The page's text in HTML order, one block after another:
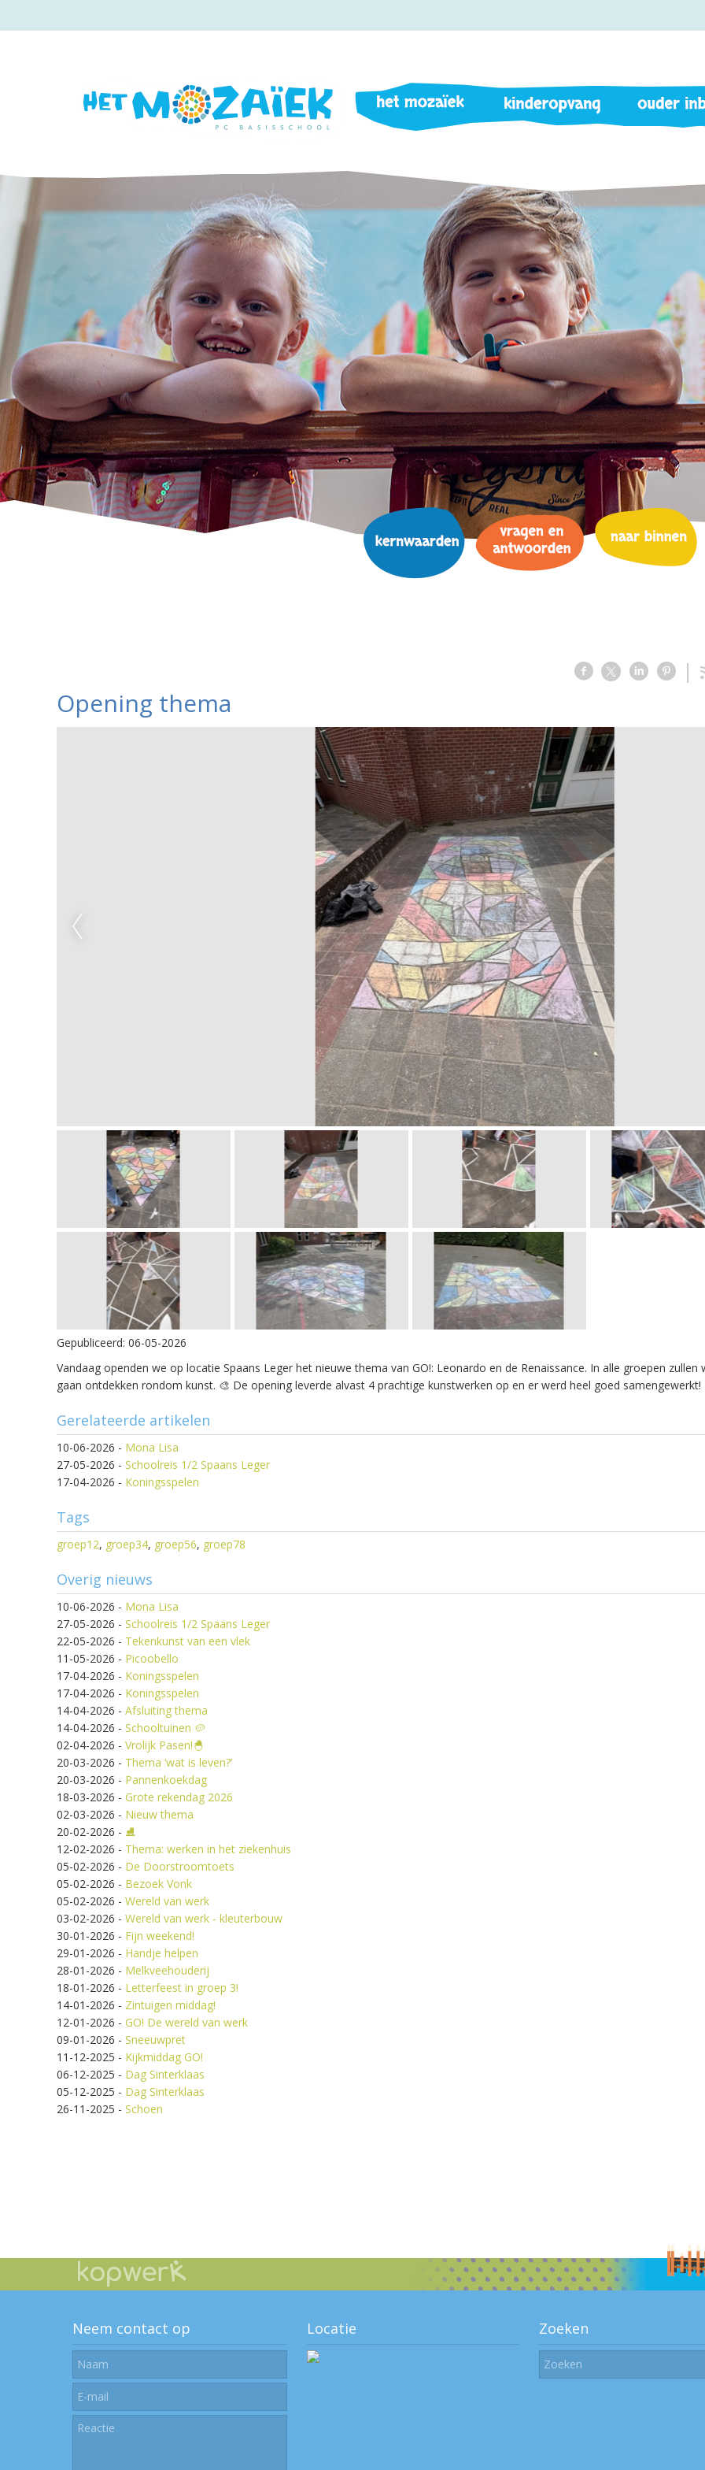
Opening thema
Gepubliceerd: 06-05-2026
Vandaag openden we op locatie Spaans Leger het nieuwe thema van GO!: Leonardo en de Renaissance. In alle groepen zullen
gaan ontdekken rondom kunst. 🎨 De opening leverde alvast 4 prachtige kunstwerken op en er werd heel goed samengewerkt!
Gerelateerde artikelen
10-06-2026 - Mona Lisa
27-05-2026 - Schoolreis 1/2 Spaans Leger
17-04-2026 - Koningsspelen
Tags
groep12, groep34, groep56, groep78
Overig nieuws
10-06-2026 - Mona Lisa
27-05-2026 - Schoolreis 1/2 Spaans Leger
22-05-2026 - Tekenkunst van een vlek
11-05-2026 - Picoobello
17-04-2026 - Koningsspelen
17-04-2026 - Koningsspelen
14-04-2026 - Afsluiting thema
14-04-2026 - Schooltuinen 🥔
02-04-2026 - Vrolijk Pasen!🐣
20-03-2026 - Thema ‘wat is leven?’
20-03-2026 - Pannenkoekdag
18-03-2026 - Grote rekendag 2026
02-03-2026 - Nieuw thema
20-02-2026 - ⛸️
12-02-2026 - Thema: werken in het ziekenhuis
05-02-2026 - De Doorstroomtoets
05-02-2026 - Bezoek Vonk
05-02-2026 - Wereld van werk
03-02-2026 - Wereld van werk - kleuterbouw
30-01-2026 - Fijn weekend!
29-01-2026 - Handje helpen
28-01-2026 - Melkveehouderij
18-01-2026 - Letterfeest in groep 3!
14-01-2026 - Zintuigen middag!
12-01-2026 - GO! De wereld van werk
09-01-2026 - Sneeuwpret
11-12-2025 - Kijkmiddag GO!
06-12-2025 - Dag Sinterklaas
05-12-2025 - Dag Sinterklaas
26-11-2025 - Schoen
Neem contact op Locatie Zoeken